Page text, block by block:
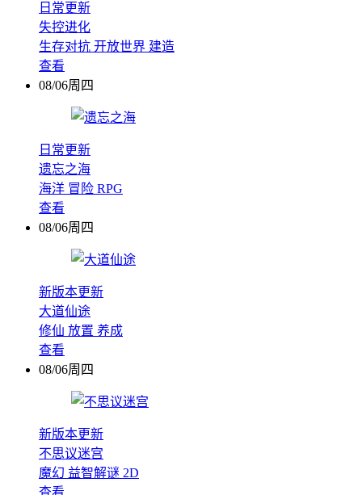
日常更新
失控进化
生存对抗 开放世界 建造
查看
08/06周四
日常更新
遗忘之海
海洋 冒险 RPG
查看
08/06周四
新版本更新
大道仙途
修仙 放置 养成
查看
08/06周四
新版本更新
不思议迷宫
魔幻 益智解谜 2D